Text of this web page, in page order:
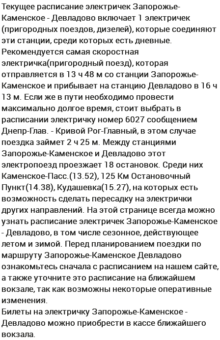
Текущее расписание электричек Запорожье-
Каменское - Девладово включает 1 электричек
(пригородных поездов, дизелей), которые соединяют
эти станции, среди которых есть дневные.
Рекомендуется самая скоростная
электричка(пригородный поезд), которая
отправляется в 13 ч 48 м со станции Запорожье-
Каменское и прибывает на станцию Девладово в 16 ч
13 м. Если же в пути необходимо провести
максимально долгое время, стоит выбрать в
расписании электричку номер 6027 сообщением
Днепр-Глав. - Кривой Рог-Главный, в этом случае
поездка займет 2 ч 25 м. Между станциями
Запорожье-Каменское и Девладово этот
электропоезд проезжает 18 остановок. Среди них
Каменское-Пасс.(13.52), 125 Км Остановочный
Пункт(14.38), Кудашевка(15.27), на которых есть
возможность сделать пересадку на электрички
других направлений. На этой странице всегда можно
узнать расписание электричек Запорожье-Каменское
- Девладово, в том числе сезонное, действующее
летом и зимой. Перед планированием поездки по
маршруту Запорожье-Каменское Девладово
ознакомьтесь сначала с расписанием на нашем сайте,
а также уточните это расписание на ближайшем
вокзале, так как возможны некоторые оперативные
изменения.
Билеты на электричку Запорожье-Каменское -
Девладово можно приобрести в кассе ближайшего
вокзала.